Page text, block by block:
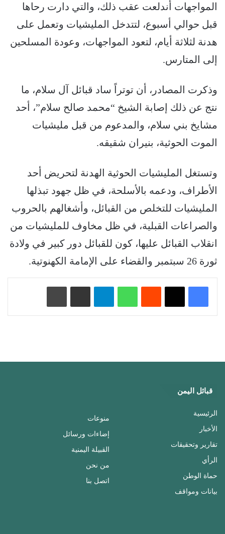
المواجهات أندلعت عقب ذلك، والتي دارت رحاها
قبل حوالي أسبوع، لتتدخل المليشيات وتعمل على
هدنة لثلاثة أيام، لتعود المواجهات، وعودة المسلحين
إلى المتارس.
وذكرت المصادر، أن توتراً ساد قبائل آل سلام، ما
نتج عن ذلك إصابة الشيخ “محمد صالح سلام”، أحد
مشايخ بني سلام، والمدعوم من قبل مليشيات
الموت الحوثية، بنيران شقيقه.
وتستغل المليشيات الحوثية الهدنة لتحريض أحد
الأطراف، ودعمه بالأسلحة، في ظل جهود تبذلها
المليشيات للتخلص من القبائل، وأشغالهم بالحروب
والصراعات القبلية، في ظل مخاوف للمليشيات من
انقلاب القبائل عليها، كون للقبائل دور كبير في ولادة
ثورة 26 سبتمبر والقضاء على الإمامة الكهنوتية.
واتساب تيلقرام
قبائل اليمن
الرئيسية
الأخبار
تقارير وتحقيقات
الرأي
حماة الوطن
بيانات ومواقف
منوعات
إضاءات ورسائل
القبيلة اليمنية
من نحن
اتصل بنا